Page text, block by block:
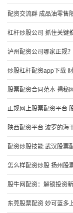
配资交流群 成品油零售
杠杆炒股公司 抓住关键
泸州配资公司哪家正规
炒股杠杆配资app下载 财跃星辰副总
股票配资合同范本 揭秘
正规网上股票配资平台
陕西配资平台 波罗的海
配资炒股技能 武汉股票
怎么样配资炒股 扬州股
股牛网配资：解锁投资
东莞股票配资 妙可蓝多上半年